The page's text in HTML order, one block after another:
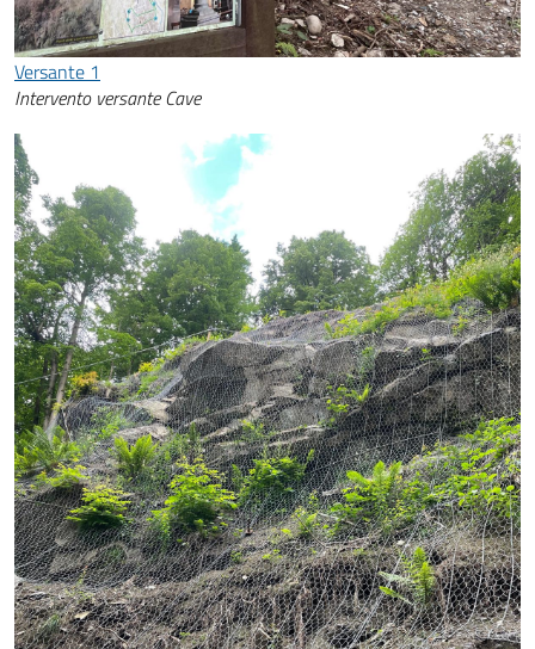
Versante 1
Intervento versante Cave